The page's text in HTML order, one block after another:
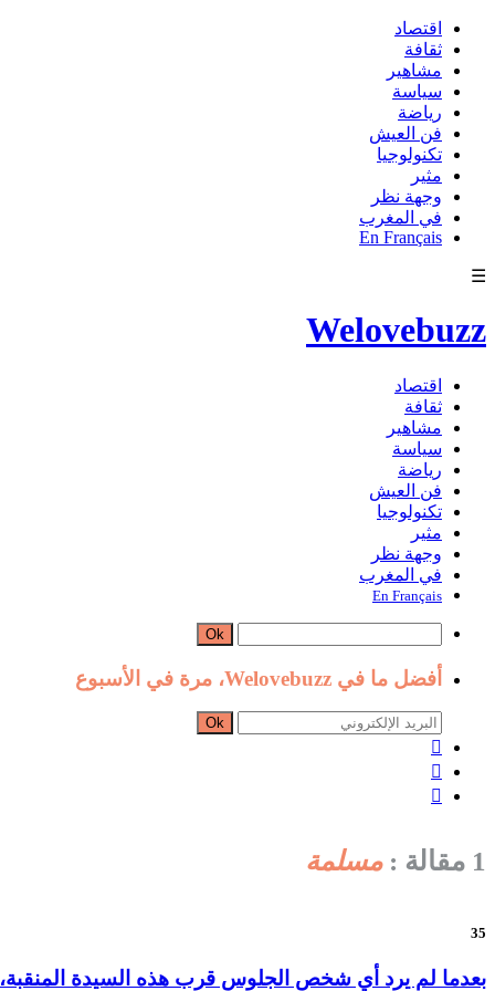
اقتصاد
ثقافة
مشاهير
سياسة
رياضة
فن العيش
تكنولوجيا
مثير
وجهة نظر
في المغرب
En Français
☰
Welovebuzz
اقتصاد
ثقافة
مشاهير
سياسة
رياضة
فن العيش
تكنولوجيا
مثير
وجهة نظر
في المغرب
En Français
Ok
أفضل ما في Welovebuzz، مرة في الأسبوع
Ok



1 مقالة : مسلمة
35
بعدما لم يرد أي شخص الجلوس قرب هذه السيدة المنقبة،